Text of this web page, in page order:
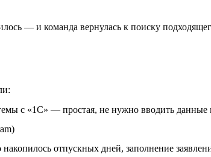
— и команда вернулась к поиску
с «1С» — простая, не нужно вводить
отпускных дней, заполнение